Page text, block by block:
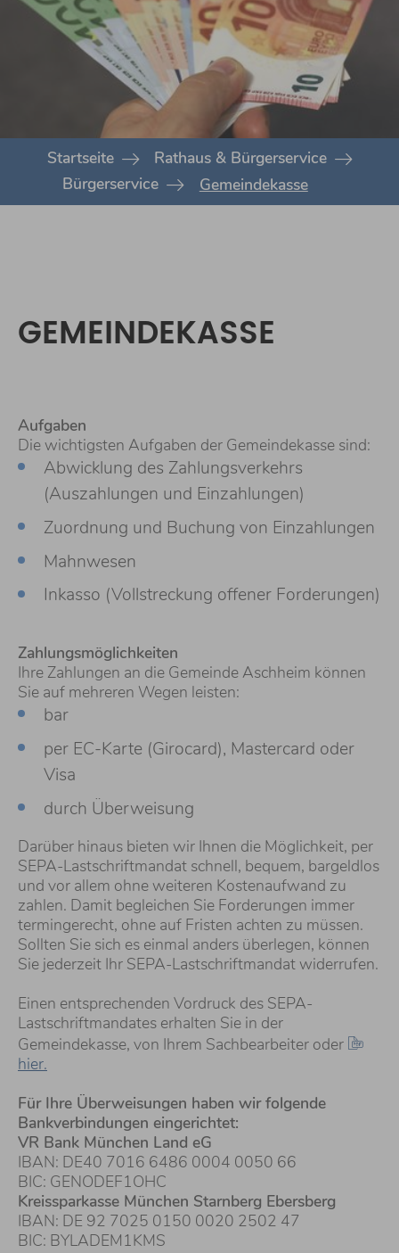
You are here:Startseite
Rathaus & Bürgerservice
Bürgerservice
Gemeindekasse
GEMEINDEKASSE
Aufgaben
Die wichtigsten Aufgaben der Gemeindekasse sind:
Abwicklung des Zahlungsverkehrs
(Auszahlungen und Einzahlungen)
Zuordnung und Buchung von Einzahlungen
Mahnwesen
Inkasso (Vollstreckung offener Forderungen)
Zahlungsmöglichkeiten
Ihre Zahlungen an die Gemeinde Aschheim können
Sie auf mehreren Wegen leisten:
bar
per EC-Karte (Girocard), Mastercard oder
Visa
durch Überweisung
Darüber hinaus bieten wir Ihnen die Möglichkeit, per
SEPA-Lastschriftmandat schnell, bequem, bargeldlos
und vor allem ohne weiteren Kostenaufwand zu
zahlen. Damit begleichen Sie Forderungen immer
termingerecht, ohne auf Fristen achten zu müssen.
Sollten Sie sich es einmal anders überlegen, können
Sie jederzeit Ihr SEPA-Lastschriftmandat widerrufen.
Einen entsprechenden Vordruck des SEPA-
Lastschriftmandates erhalten Sie in der
Gemeindekasse, von Ihrem Sachbearbeiter oder
hier.
Für Ihre Überweisungen haben wir folgende
Bankverbindungen eingerichtet:
VR Bank München Land eG
IBAN: DE40 7016 6486 0004 0050 66
BIC: GENODEF1OHC
Kreissparkasse München Starnberg Ebersberg
IBAN: DE 92 7025 0150 0020 2502 47
BIC: BYLADEM1KMS